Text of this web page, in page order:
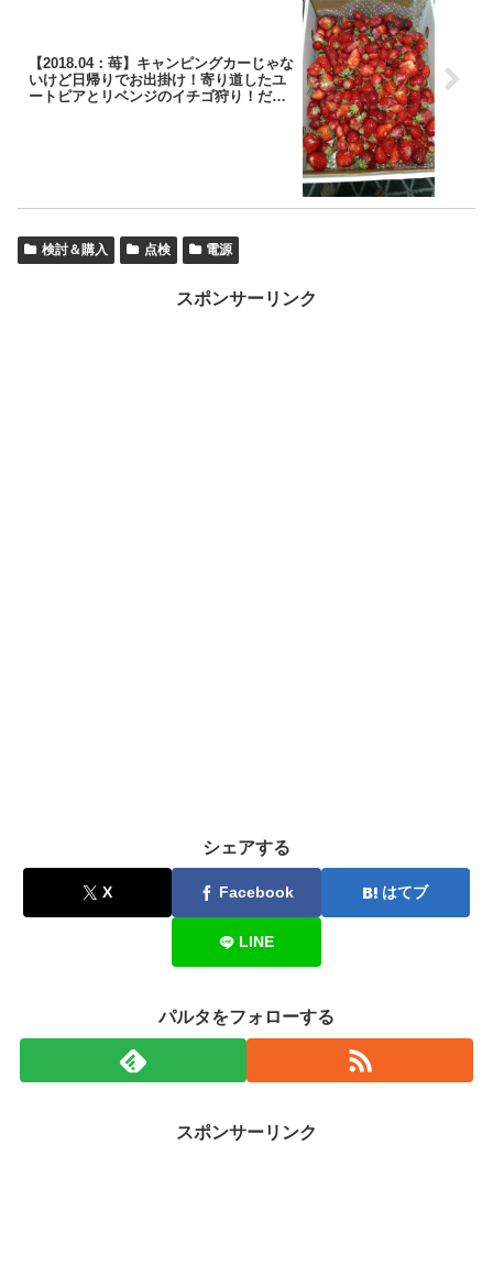
【2018.04：苺】キャンピングカーじゃな
いけど日帰りでお出掛け！寄り道したユ
ートピアとリベンジのイチゴ狩り！だが
検討＆購入 点検 電源
スポンサーリンク
シェアする
X Facebook はてブ
LINE
パルタをフォローする
スポンサーリンク